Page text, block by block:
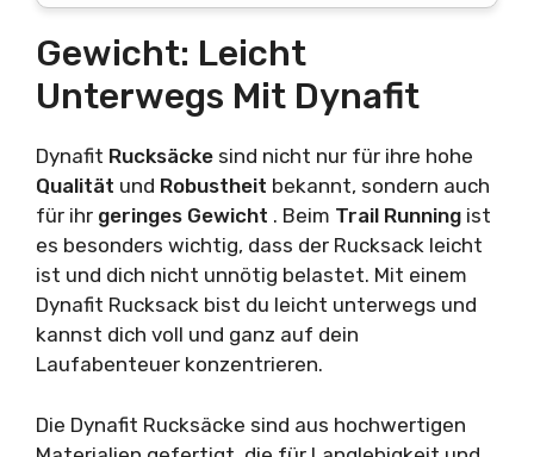
Gewicht: Leicht
Unterwegs Mit Dynafit
Dynafit Rucksäcke sind nicht nur für ihre hohe
Qualität und Robustheit bekannt, sondern auch
für ihr geringes Gewicht . Beim Trail Running ist
es besonders wichtig, dass der Rucksack leicht
ist und dich nicht unnötig belastet. Mit einem
Dynafit Rucksack bist du leicht unterwegs und
kannst dich voll und ganz auf dein
Laufabenteuer konzentrieren.
Die Dynafit Rucksäcke sind aus hochwertigen